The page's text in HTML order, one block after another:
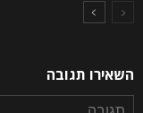
השאירו תגובה